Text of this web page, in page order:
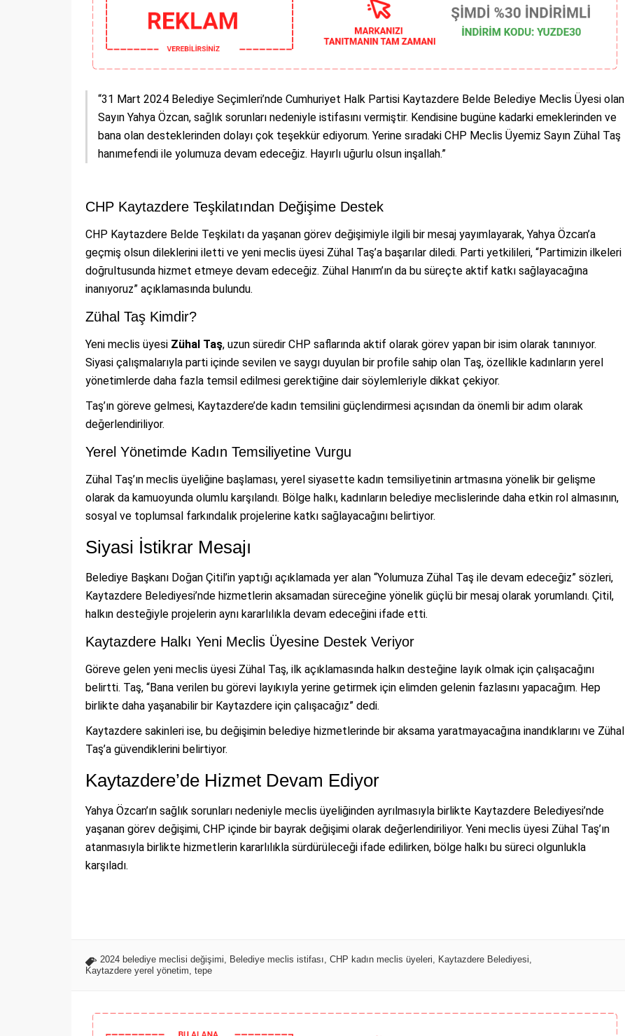
“31 Mart 2024 Belediye Seçimleri’nde Cumhuriyet Halk Partisi Kaytazdere Belde Belediye Meclis Üyesi olan
Sayın Yahya Özcan, sağlık sorunları nedeniyle istifasını vermiştir. Kendisine bugüne kadarki emeklerinden ve
bana olan desteklerinden dolayı çok teşekkür ediyorum. Yerine sıradaki CHP Meclis Üyemiz Sayın Zühal Taş
hanımefendi ile yolumuza devam edeceğiz. Hayırlı uğurlu olsun inşallah.”
CHP Kaytazdere Teşkilatından Değişime Destek
CHP Kaytazdere Belde Teşkilatı da yaşanan görev değişimiyle ilgili bir mesaj yayımlayarak, Yahya Özcan’a
geçmiş olsun dileklerini iletti ve yeni meclis üyesi Zühal Taş’a başarılar diledi. Parti yetkilileri, “Partimizin ilkeleri
doğrultusunda hizmet etmeye devam edeceğiz. Zühal Hanım’ın da bu süreçte aktif katkı sağlayacağına
inanıyoruz” açıklamasında bulundu.
Zühal Taş Kimdir?
Yeni meclis üyesi Zühal Taş, uzun süredir CHP saflarında aktif olarak görev yapan bir isim olarak tanınıyor.
Siyasi çalışmalarıyla parti içinde sevilen ve saygı duyulan bir profile sahip olan Taş, özellikle kadınların yerel
yönetimlerde daha fazla temsil edilmesi gerektiğine dair söylemleriyle dikkat çekiyor.
Taş’ın göreve gelmesi, Kaytazdere’de kadın temsilini güçlendirmesi açısından da önemli bir adım olarak
değerlendiriliyor.
Yerel Yönetimde Kadın Temsiliyetine Vurgu
Zühal Taş’ın meclis üyeliğine başlaması, yerel siyasette kadın temsiliyetinin artmasına yönelik bir gelişme
olarak da kamuoyunda olumlu karşılandı. Bölge halkı, kadınların belediye meclislerinde daha etkin rol almasının,
sosyal ve toplumsal farkındalık projelerine katkı sağlayacağını belirtiyor.
Siyasi İstikrar Mesajı
Belediye Başkanı Doğan Çitil’in yaptığı açıklamada yer alan “Yolumuza Zühal Taş ile devam edeceğiz” sözleri,
Kaytazdere Belediyesi’nde hizmetlerin aksamadan süreceğine yönelik güçlü bir mesaj olarak yorumlandı. Çitil,
halkın desteğiyle projelerin aynı kararlılıkla devam edeceğini ifade etti.
Kaytazdere Halkı Yeni Meclis Üyesine Destek Veriyor
Göreve gelen yeni meclis üyesi Zühal Taş, ilk açıklamasında halkın desteğine layık olmak için çalışacağını
belirtti. Taş, “Bana verilen bu görevi layıkıyla yerine getirmek için elimden gelenin fazlasını yapacağım. Hep
birlikte daha yaşanabilir bir Kaytazdere için çalışacağız” dedi.
Kaytazdere sakinleri ise, bu değişimin belediye hizmetlerinde bir aksama yaratmayacağına inandıklarını ve Zühal
Taş’a güvendiklerini belirtiyor.
Kaytazdere’de Hizmet Devam Ediyor
Yahya Özcan’ın sağlık sorunları nedeniyle meclis üyeliğinden ayrılmasıyla birlikte Kaytazdere Belediyesi’nde
yaşanan görev değişimi, CHP içinde bir bayrak değişimi olarak değerlendiriliyor. Yeni meclis üyesi Zühal Taş’ın
atanmasıyla birlikte hizmetlerin kararlılıkla sürdürüleceği ifade edilirken, bölge halkı bu süreci olgunlukla
karşıladı.
2024 belediye meclisi değişimi, Belediye meclis istifası, CHP kadın meclis üyeleri, Kaytazdere Belediyesi,
Kaytazdere yerel yönetim, tepe